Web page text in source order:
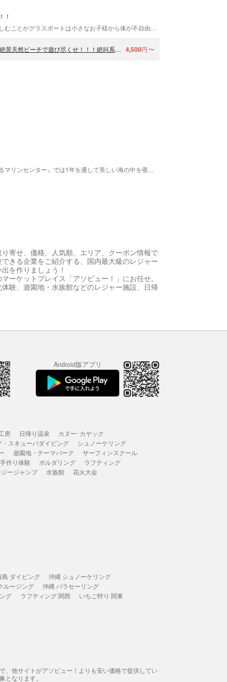
！
【那覇から35分！南城市】フライト直前までマリンスポーツ2種☆絶景天然ビーチで遊び尽くせ！！！絶叫系取り揃えています！ 4,500円 〜
寄せ、価格、人気順、エリア、クーポン情報で
きる企業をご紹介する、国内最大級のレジャー
を作りましょう！
ーケットプレイス「アソビュー！」にお任せ。
験、遊園地・水族館などのレジャー施設、日帰
Android版アプリ
房 日帰り温泉
カヌー･カヤック
・スキューバダイビング
シュノーケリング
遊園地・テーマパーク
サーフィンスクール
作り体験
ボルダリング
ラフティング
ージャンプ
水族館 花火大会
島 ダイビング
沖縄 シュノーケリング
ルージング
沖縄 パラセーリング
グ
ラフティング 関西 いちご狩り 関東
、他サイトがアソビュー！よりも安い価格で提供してい
なります。